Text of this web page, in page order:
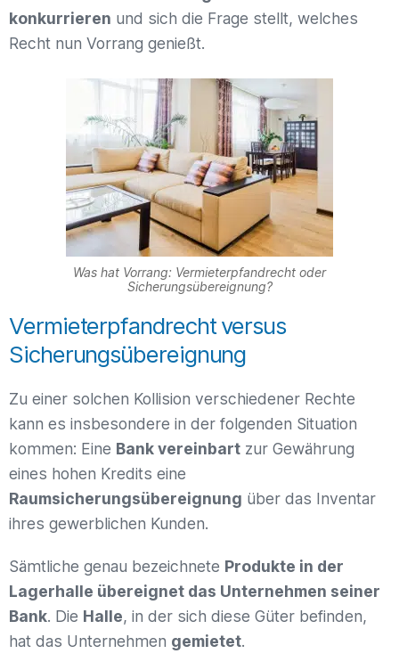
konkurrieren und sich die Frage stellt, welches
Recht nun Vorrang genießt.
Was hat Vorrang: Vermieterpfandrecht oder
Sicherungsübereignung?
Vermieterpfandrecht versus
Sicherungsübereignung
Zu einer solchen Kollision verschiedener Rechte
kann es insbesondere in der folgenden Situation
kommen: Eine Bank vereinbart zur Gewährung
eines hohen Kredits eine
Raumsicherungsübereignung über das Inventar
ihres gewerblichen Kunden.
Sämtliche genau bezeichnete Produkte in der
Lagerhalle übereignet das Unternehmen seiner
Bank. Die Halle, in der sich diese Güter befinden,
hat das Unternehmen gemietet.